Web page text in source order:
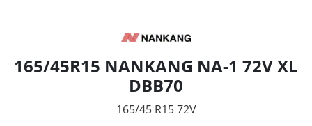
165/45R15 NANKANG NA-1 72V XL
DBB70
165/45 R15 72V